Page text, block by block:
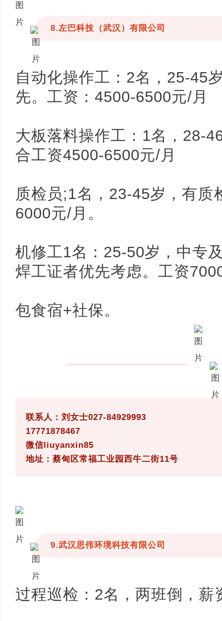
8.左巴科技（武汉）有限公司
自动化操作工：2名，25-45
先。工资：4500-6500元/月
大板落料操作工：1名，28-
合工资4500-6500元/月
质检员;1名，23-45岁，有质
6000元/月。
机修工1名：25-50岁，中专
焊工证者优先考虑。工资
包食宿+社保。
联系人：刘女士027-84929993
17771878467
微信liuyanxin85
地址：蔡甸区常福工业园西牛二街11号
9.武汉思伟环境科技有限公司
过程巡检：2名，两班倒，